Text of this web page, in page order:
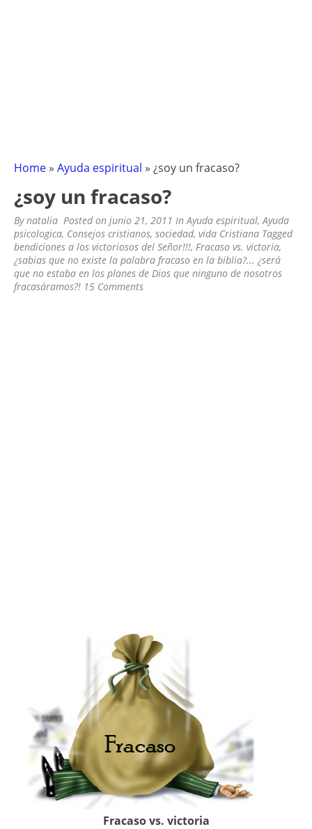
Home » Ayuda espiritual » ¿soy un fracaso?
¿soy un fracaso?
Bynatalia Posted on junio 21, 2011 InAyuda espiritual,Ayuda
psicologica, Consejos cristianos, sociedad, vida Cristiana Tagged
bendiciones a los victoriosos del Señor!!!, Fracaso vs. victoria,
¿sabias que no existe la palabra fracaso en la biblia?... ¿será
que no estaba en los planes de Dios que ninguno de nosotros
fracasáramos?! 15 Comments
Fracaso vs. victoria